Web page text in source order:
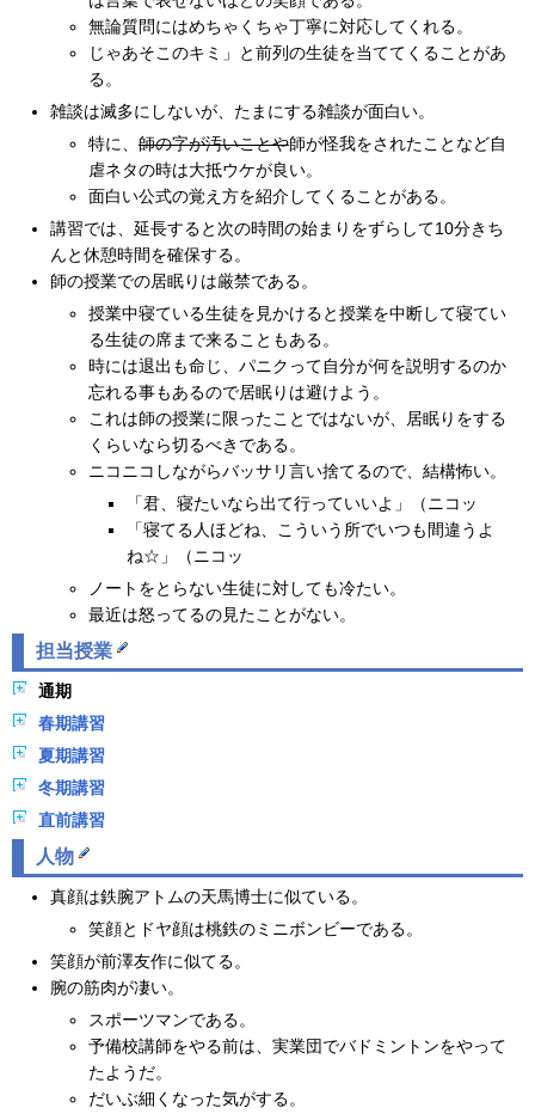
無論質問にはめちゃくちゃ丁寧に対応してくれる。
じゃあそこのキミ」と前列の生徒を当ててくることがあ
る。
雑談は滅多にしないが、たまにする雑談が面白い。
特に、 師の字が汚いことや師が怪我をされたことなど自
虐ネタの時は大抵ウケが良い。
面白い公式の覚え方を紹介してくることがある。
講習では、延長すると次の時間の始まりをずらして10分きち
んと休憩時間を確保する。
師の授業での居眠りは厳禁である。
授業中寝ている生徒を見かけると授業を中断して寝てい
る生徒の席まで来ることもある。
時には退出も命じ、パニクって自分が何を説明するのか
忘れる事もあるので居眠りは避けよう。
これは師の授業に限ったことではないが、居眠りをする
くらいなら切るべきである。
ニコニコしながらバッサリ言い捨てるので、結構怖い。
「君、寝たいなら出て行っていいよ」（ニコッ
「寝てる人ほどね、こういう所でいつも間違うよ
ね☆」（ニコッ
ノートをとらない生徒に対しても冷たい。
最近は怒ってるの見たことがない。
担当授業
通期
春期講習
夏期講習
冬期講習
直前講習
人物
真顔は鉄腕アトムの天馬博士に似ている。
笑顔とドヤ顔は桃鉄のミニボンビーである。
笑顔が前澤友作に似てる。
腕の筋肉が凄い。
スポーツマンである。
予備校講師をやる前は、実業団でバドミントンをやって
たようだ。
だいぶ細くなった気がする。